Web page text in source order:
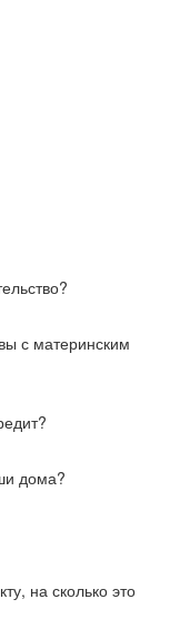
с материнским
дома?
на сколько это